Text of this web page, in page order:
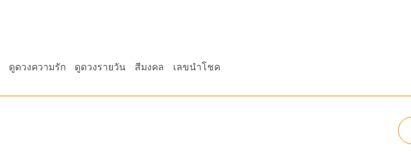
ดูดวงความรัก ดูดวงรายวัน สีมงคล เลขนำโชค